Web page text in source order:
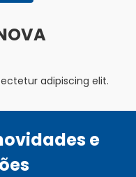
adipiscing elit.
e